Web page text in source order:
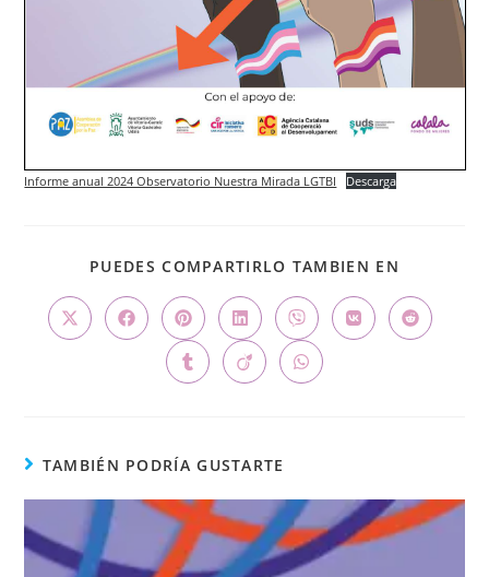
Informe anual 2024 Observatorio Nuestra Mirada LGTBI Descarga
PUEDES COMPARTIRLO TAMBIEN EN
TAMBIÉN PODRÍA GUSTARTE